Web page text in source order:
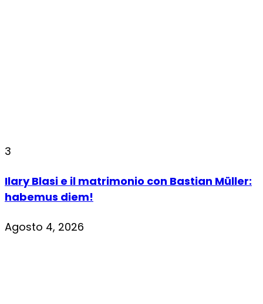
3
Ilary Blasi e il matrimonio con Bastian Müller:
habemus diem!
Agosto 4, 2026